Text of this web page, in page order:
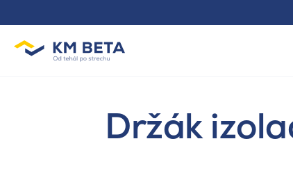
Držák